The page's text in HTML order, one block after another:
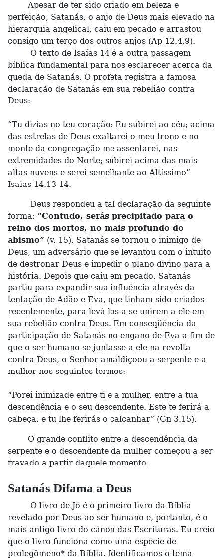
Apesar de ter sido criado em beleza e
perfeição, Satanás, o anjo de Deus mais elevado na
hierarquia angelical, caiu em pecado e arrastou
consigo um terço dos outros anjos (Ap 12.4,9).
O texto de Isaías 14 é a outra passagem
bíblica fundamental para nos esclarecer acerca da
queda de Satanás. O profeta registra a famosa
declaração de Satanás em sua rebelião contra
Deus:
“Tu dizias no teu coração: Eu subirei ao céu; acima
das estrelas de Deus exaltarei o meu trono e no
monte da congregação me assentarei, nas
extremidades do Norte; subirei acima das mais
altas nuvens e serei semelhante ao Altíssimo”
Isaias 14.13-14.
Deus respondeu a tal declaração da seguinte
forma: “Contudo, serás precipitado para o
reino dos mortos, no mais profundo do
abismo” (v. 15). Satanás se tornou o inimigo de
Deus, um adversário que se levantou com o intuito
de destronar Deus e impedir o plano divino para a
história. Depois que caiu em pecado, Satanás
partiu para expandir sua influência através da
tentação de Adão e Eva, que tinham sido criados
recentemente, para levá-los a se unirem a ele em
sua rebelião contra Deus. Em conseqüência da
participação de Satanás no engano de Eva a fim de
que o ser humano se juntasse a ele na revolta
contra Deus, o Senhor amaldiçoou a serpente e a
mulher nos seguintes termos:
“Porei inimizade entre ti e a mulher, entre a tua
descendência e o seu descendente. Este te ferirá a
cabeça, e tu lhe ferirás o calcanhar” (Gn 3.15).
O grande conflito entre a descendência da
serpente e o descendente da mulher começou a ser
travado a partir daquele momento.
Satanás Difama a Deus
O livro de Jó é o primeiro livro da Bíblia
revelado por Deus ao ser humano e, portanto, é o
mais antigo livro do cânon das Escrituras. Eu creio
que o livro funciona como uma espécie de
prolegômeno* da Bíblia. Identificamos o tema